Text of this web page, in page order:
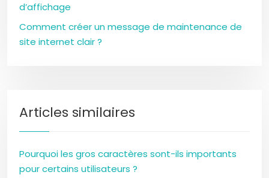
d’affichage
Comment créer un message de maintenance de
site internet clair ?
Articles similaires
Pourquoi les gros caractères sont-ils importants
pour certains utilisateurs ?